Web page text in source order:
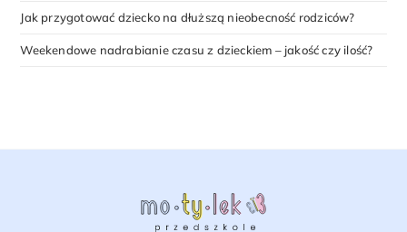
Jak przygotować dziecko na dłuższą nieobecność rodziców?
Weekendowe nadrabianie czasu z dzieckiem – jakość czy ilość?